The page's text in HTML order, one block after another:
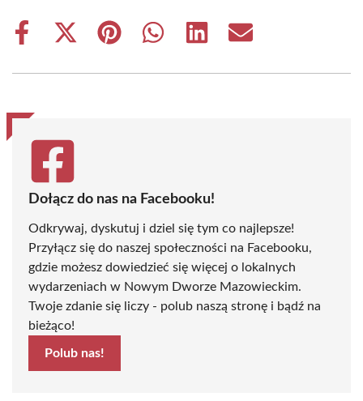
Share
Share
(Twitter)
Share
Share
Share
Share
Dołącz do nas na Facebooku!
Odkrywaj, dyskutuj i dziel się tym co najlepsze!
Przyłącz się do naszej społeczności na Facebooku,
gdzie możesz dowiedzieć się więcej o lokalnych
wydarzeniach w Nowym Dworze Mazowieckim.
Twoje zdanie się liczy - polub naszą stronę i bądź na
bieżąco!
Polub nas!